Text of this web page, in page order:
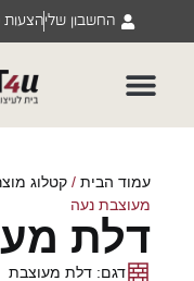
החשבון שליהצעות מחיר
עמוד הבית/קטלוג מוצרים/
מעוצבת נעה
דלת
דגם: דלת מעוצבת